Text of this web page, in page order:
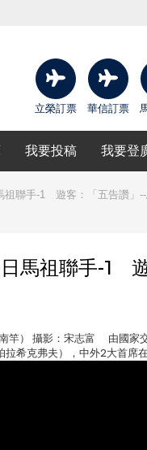
立榮訂票 華信訂票
我要投稿 我要登
祖聯手-1 遊客：「五告讚」
馬祖聯手-1
竿） 攝影：宋志富 由國家
希克弗夫），中外2大首席